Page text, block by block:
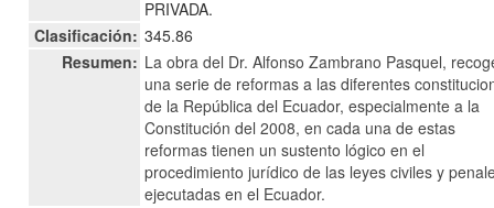
PRIVADA.
Clasificación: 345.86
Resumen: La obra del Dr. Alfonso Zambrano Pasquel,
una serie de reformas a las diferentes
de la República del Ecuador, especialmente a la
Constitución del 2008, en cada una de estas
reformas tienen un sustento lógico en el
procedimiento jurídico de las leyes civiles y
ejecutadas en el Ecuador.